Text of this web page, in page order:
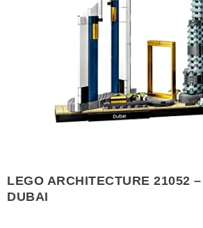
LEGO ARCHITECTURE 21052
DUBAI